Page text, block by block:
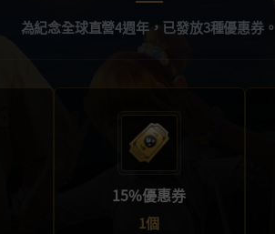
為紀念全球直營4週年，已發放3種優惠券。
15%優惠券
1個